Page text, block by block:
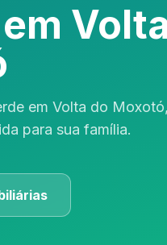
em Volta do Moxotó,
para sua família.